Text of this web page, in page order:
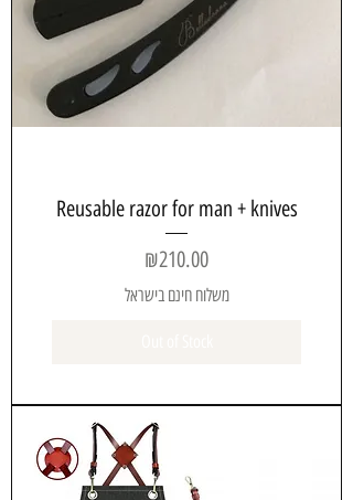
Reusable razor for man + knives
Price
₪210.00
משלוח חינם בישראל